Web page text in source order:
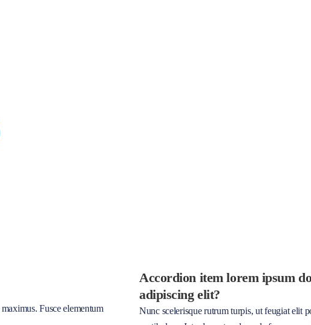
Fusce elementum
Accordion item lorem ipsum
adipiscing elit?
Nunc scelerisque rutrum turpis, ut feugiat elit